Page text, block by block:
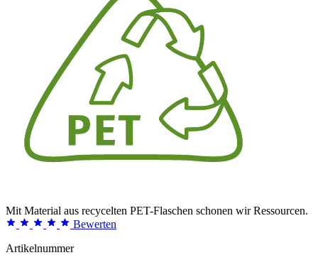
Mit Material aus recycelten PET-Flaschen schonen wir Ressourcen.
Bewerten
Artikelnummer